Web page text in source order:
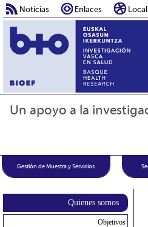
Noticias Enlaces
Un apoyo a la
Gestión de Muestra y Servicios
Quienes somos
Objetivos